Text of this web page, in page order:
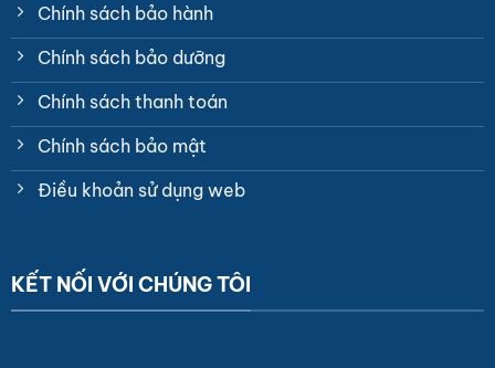
Chính sách bảo hành
Chính sách bảo dưỡng
Chính sách thanh toán
Chính sách bảo mật
Điều khoản sử dụng web
KẾT NỐI VỚI CHÚNG TÔI